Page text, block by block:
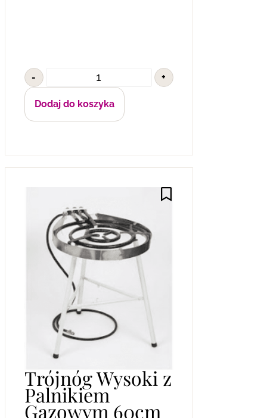
- +
Dodaj do koszyka
Trójnóg Wysoki z
Palnikiem
Gazowym 60cm